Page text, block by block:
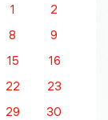
1
2
8
9
15
16
22
23
29
30